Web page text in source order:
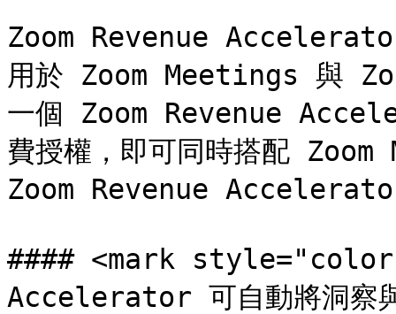
Zoom Revenue
用於 Zoom Meetings 與
一個 Zoom Revenue
費授權，即可同時搭配
Zoom Revenue
#### <mark style="color:
Accelerator 可自動將洞察